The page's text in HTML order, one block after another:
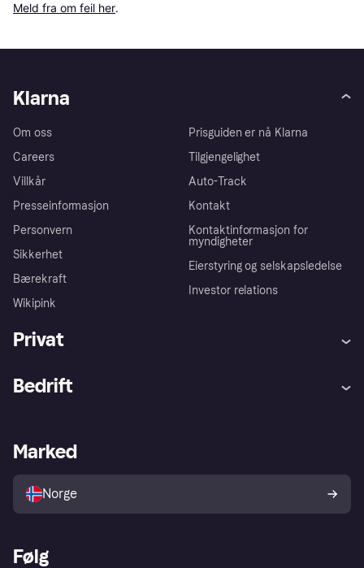
Meld fra om feil her.
Klarna
Om oss
Careers
Villkår
Presseinformasjon
Personvern
Sikkerhet
Bærekraft
Wikipink
Prisguiden er nå Klarna
Tilgjengelighet
Auto-Track
Kontakt
Kontaktinformasjon for
myndigheter
Eierstyring og selskapsledelse
Investor relations
Privat
Utforsk butikker
Bedrift
Merchant portal
Marked
Norge
Følg